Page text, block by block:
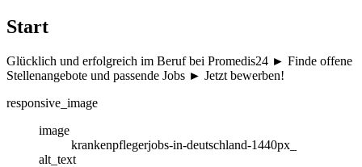
Start
Glücklich und erfolgreich im Beruf bei Promedis24 ► Finde offene
Stellenangebote und passende Jobs ► Jetzt bewerben!
responsive_image
image
krankenpflegerjobs-in-deutschland-1440px_
alt_text